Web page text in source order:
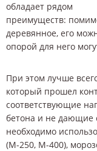
обладает рядом
преимуществ:
деревянное, его
опорой для него
При этом лучше
который прошел
соответствующие
бетона и не дающие
необходимо
(М-250, М-400),